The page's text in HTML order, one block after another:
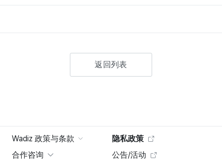
返回列表
Wadiz 政策与条款
隐私政策
合作咨询
公告/活动